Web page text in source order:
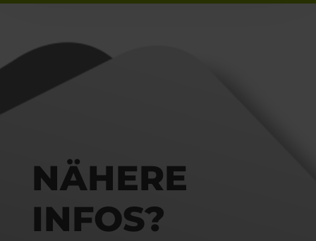
NÄHERE
INFOS?